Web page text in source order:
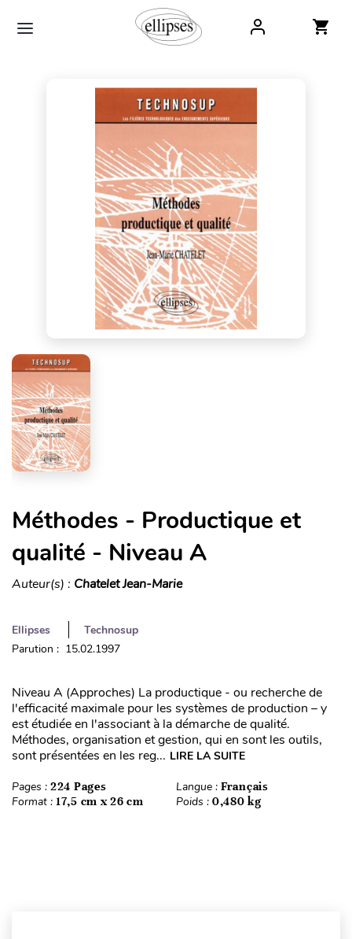
Méthodes - Productique et
qualité - Niveau A
Auteur(s) : Chatelet Jean-Marie
Ellipses
Technosup
Parution : 15.02.1997
Niveau A (Approches) La productique - ou recherche de
l'efficacité maximale pour les systèmes de production – y
est étudiée en l'associant à la démarche de qualité.
Méthodes, organisation et gestion, qui en sont les outils,
sont présentées en les reg... LIRE LA SUITE
Pages : 224 Pages Langue : Français
Format : 17,5 cm x 26 cm Poids : 0,480 kg